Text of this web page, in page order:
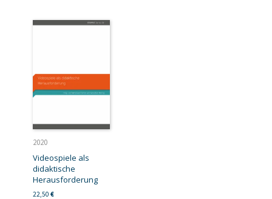
2020
Videospiele als
didaktische
Herausforderung
22,50 €